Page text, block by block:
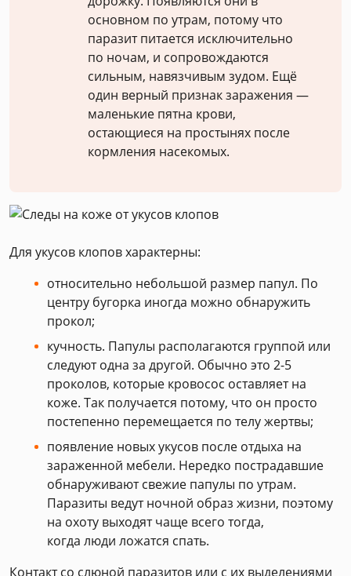
основном по утрам, потому что
паразит питается исключительно
по ночам, и сопровождаются
сильным, навязчивым зудом. Ещё
один верный признак заражения —
маленькие пятна крови,
остающиеся на простынях после
кормления насекомых.
Для укусов клопов характерны:
относительно небольшой размер папул. По
центру бугорка иногда можно обнаружить
прокол;
кучность. Папулы располагаются группой или
следуют одна за другой. Обычно это 2-5
проколов, которые кровосос оставляет на
коже. Так получается потому, что он просто
постепенно перемещается по телу жертвы;
появление новых укусов после отдыха на
зараженной мебели. Нередко пострадавшие
обнаруживают свежие папулы по утрам.
Паразиты ведут ночной образ жизни, поэтому
на охоту выходят чаще всего тогда,
когда люди ложатся спать.
Контакт со слюной паразитов или с их выделениями